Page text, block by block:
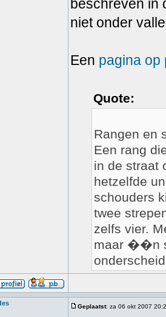
beschreven in
niet onder
Een pagina op
Quote:
Rangen en
Een rang
in de straat
hetzelfde
schouders
twee
zelfs vier.
maar ��n
Geplaatst: za 06 okt 2007